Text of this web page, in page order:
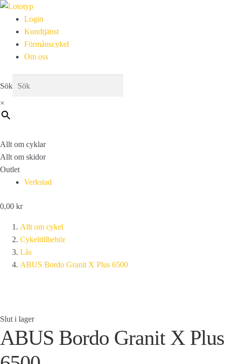
Login
Kundtjänst
Förmånscykel
Om oss
Sök
×
Allt om cyklar
Allt om skidor
Outlet
Verkstad
0,00 kr
Allt om cykel
Cykeltillbehör
Lås
ABUS Bordo Granit X Plus 6500
Slut i lager
ABUS Bordo Granit X Plus